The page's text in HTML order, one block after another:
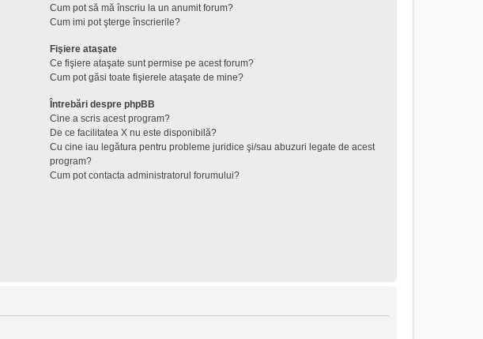
Cum pot să mă înscriu la un anumit forum?
Cum imi pot şterge înscrierile?
Fişiere ataşate
Ce fişiere ataşate sunt permise pe acest forum?
Cum pot găsi toate fişierele ataşate de mine?
Întrebări despre phpBB
Cine a scris acest program?
De ce facilitatea X nu este disponibilă?
Cu cine iau legătura pentru probleme juridice şi/sau abuzuri legate de acest
program?
Cum pot contacta administratorul forumului?